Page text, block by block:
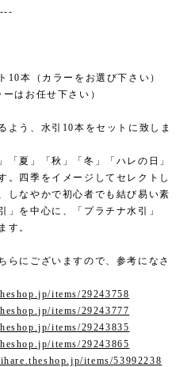
10本（カラーをお選び下さい）
はお任せ下さい）
よう、水引10本をセットに致しま
「夏」「秋」「冬」「ハレの日」
。四季をイメージしてセレクトし
しなやかで初心者でも結び易い素
」を中心に、「プラチナ水引」
す。
らにございますので、参考になさ
items/29243758
items/29243777
items/29243835
items/29243865
items/53992238